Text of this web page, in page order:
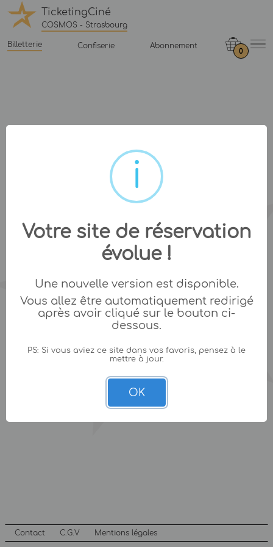
TicketingCiné
COSMOS - Strasbourg
Billetterie Confiserie Abonnement
0
Contact C.G.V Mentions légales
Votre site de réservation
évolue !
Une nouvelle version est disponible.
Vous allez être automatiquement redirigé
après avoir cliqué sur le bouton ci-
dessous.
PS: Si vous aviez ce site dans vos favoris, pensez à le
mettre à jour.
OK